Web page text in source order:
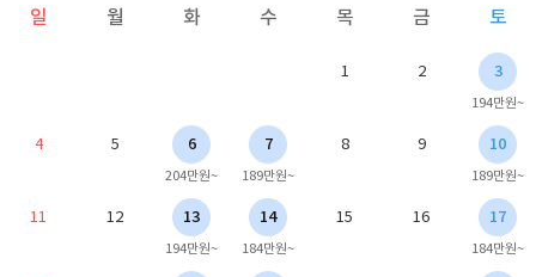
일 월 화 수 목 금 토
1 2 3
194만원~
4 5 6
204만원~
7
189만원~
8 9 10
189만원~
11 12 13
194만원~
14
184만원~
15 16 17
184만원~